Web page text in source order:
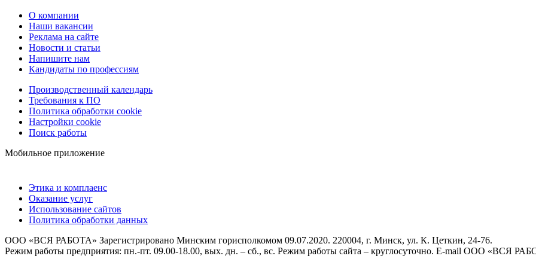
О компании
Наши вакансии
Реклама на сайте
Новости и статьи
Напишите нам
Кандидаты по профессиям
Производственный календарь
Требования к ПО
Политика обработки cookie
Настройки cookie
Поиск работы
Мобильное приложение
Этика и комплаенс
Оказание услуг
Использование сайтов
Политика обработки данных
ООО «ВСЯ РАБОТА» Зарегистрировано Минским горисполкомом 09.07.2020. 220004, г. Минск, ул. К. Цеткин, 24-76.
Режим работы предприятия: пн.-пт. 09.00-18.00, вых. дн. – сб., вс. Режим работы сайта – круглосуточно. E-mail ООО «ВСЯ